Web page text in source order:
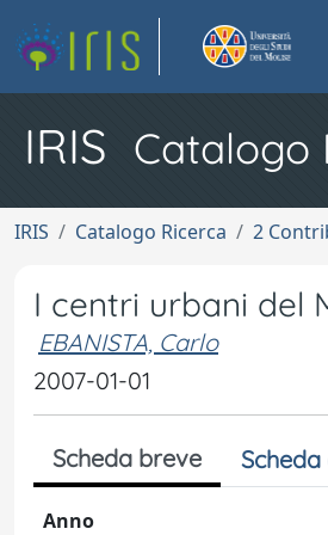
IRIS Catalogo
IRIS Catalogo Ricerca 2
I centri urbani del
EBANISTA, Carlo
2007-01-01
Scheda breve
Anno